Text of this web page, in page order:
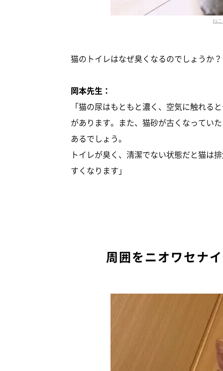
ね
猫のトイレはなぜ臭くなるのでしょうか
岡本先生：
「猫の尿はもともと濃く、空気に触れる
があります。また、猫砂が古くなってい
あるでしょう。
トイレが臭く、清潔でない状態だと猫は
すくなります」
周囲をニオワセナ